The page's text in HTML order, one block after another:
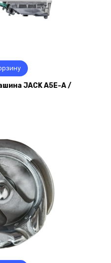
JACK A5E-A /